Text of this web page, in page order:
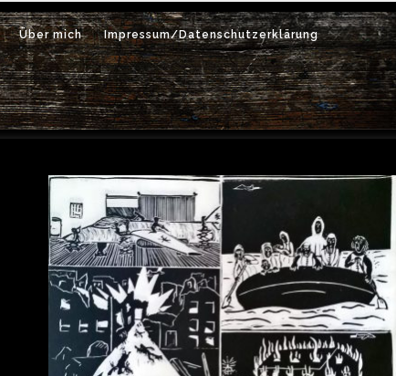
Über mich Impressum/Datenschutzerklärung